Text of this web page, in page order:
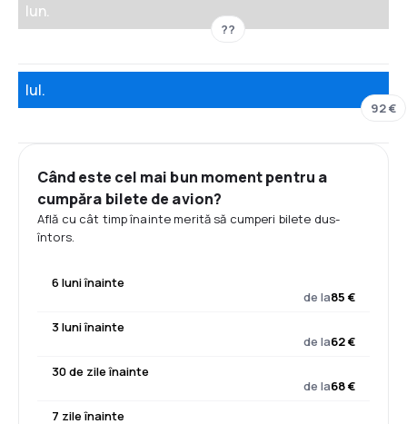
Iun.
??
Iul.
92 €
Când este cel mai bun moment pentru a
cumpăra bilete de avion?
Află cu cât timp înainte merită să cumperi bilete dus-
întors.
6 luni înainte
de la85 €
3 luni înainte
de la62 €
30 de zile înainte
de la68 €
7 zile înainte